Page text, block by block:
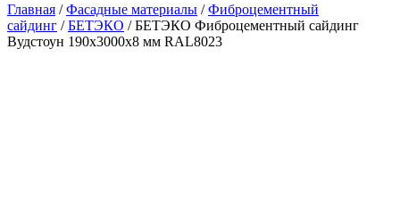
Главная /Фасадные материалы /Фиброцементный
сайдинг /БЕТЭКО / БЕТЭКО Фиброцементный сайдинг
Вудстоун 190х3000х8 мм RAL8023